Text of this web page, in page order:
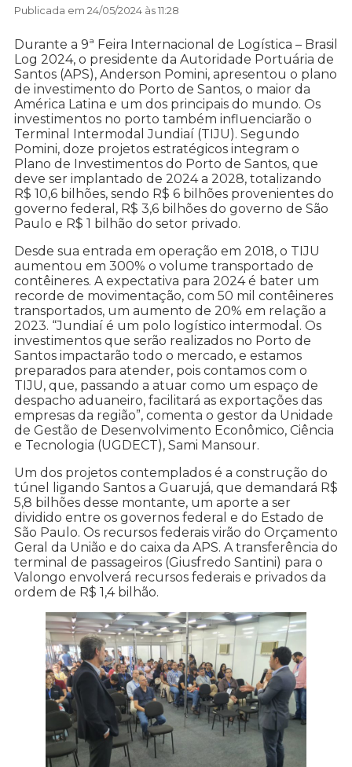
Publicada em 24/05/2024 às 11:28
Durante a 9ª Feira Internacional de Logística – Brasil
Log 2024, o presidente da Autoridade Portuária de
Santos (APS), Anderson Pomini, apresentou o plano
de investimento do Porto de Santos, o maior da
América Latina e um dos principais do mundo. Os
investimentos no porto também influenciarão o
Terminal Intermodal Jundiaí (TIJU). Segundo
Pomini, doze projetos estratégicos integram o
Plano de Investimentos do Porto de Santos, que
deve ser implantado de 2024 a 2028, totalizando
R$ 10,6 bilhões, sendo R$ 6 bilhões provenientes do
governo federal, R$ 3,6 bilhões do governo de São
Paulo e R$ 1 bilhão do setor privado.
Desde sua entrada em operação em 2018, o TIJU
aumentou em 300% o volume transportado de
contêineres. A expectativa para 2024 é bater um
recorde de movimentação, com 50 mil contêineres
transportados, um aumento de 20% em relação a
2023. “Jundiaí é um polo logístico intermodal. Os
investimentos que serão realizados no Porto de
Santos impactarão todo o mercado, e estamos
preparados para atender, pois contamos com o
TIJU, que, passando a atuar como um espaço de
despacho aduaneiro, facilitará as exportações das
empresas da região”, comenta o gestor da Unidade
de Gestão de Desenvolvimento Econômico, Ciência
e Tecnologia (UGDECT), Sami Mansour.
Um dos projetos contemplados é a construção do
túnel ligando Santos a Guarujá, que demandará R$
5,8 bilhões desse montante, um aporte a ser
dividido entre os governos federal e do Estado de
São Paulo. Os recursos federais virão do Orçamento
Geral da União e do caixa da APS. A transferência do
terminal de passageiros (Giusfredo Santini) para o
Valongo envolverá recursos federais e privados da
ordem de R$ 1,4 bilhão.